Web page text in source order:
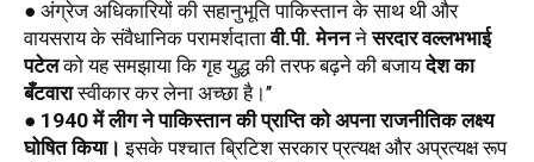
● अंग्रेज अधिकारियों की सहानुभूति पाकिस्तान के साथ थी और
वायसराय के संवैधानिक परामर्शदाता वी.पी. मेनन ने सरदार वल्लभभाई
पटेल को यह समझाया कि गृह युद्ध की तरफ बढ़ने की बजाय देश का
बँटवारा स्वीकार कर लेना अच्छा है।’’
● 1940 में लीग ने पाकिस्तान की प्राप्ति को अपना राजनीतिक लक्ष्य
घोषित किया। इसके पश्चात ब्रिटिश सरकार प्रत्यक्ष और अप्रत्यक्ष रूप